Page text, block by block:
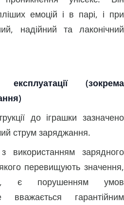
емоцій і в парі, і при
надійний та лаконічний
(зокрема
до іграшки зазначено
струм заряджання.
використанням зарядного
перевищують значення,
є порушенням умов
гарантійним